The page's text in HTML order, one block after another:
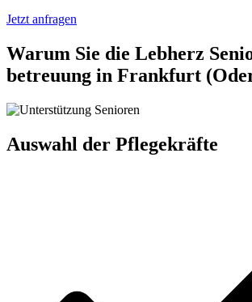
Jetzt anfragen
Warum Sie die Lebherz
betreuung in Frankfurt
Auswahl der Pflegekräfte